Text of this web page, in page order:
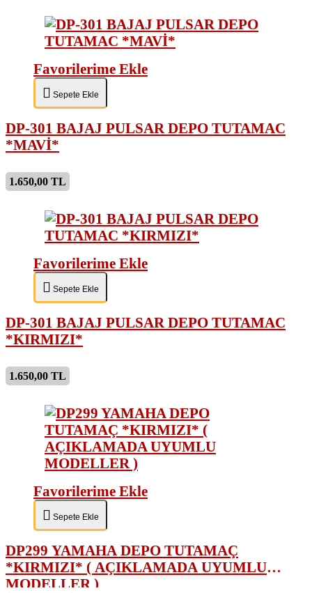
Favorilerime Ekle
Sepete Ekle
DP-301 BAJAJ PULSAR DEPO TUTAMAC
*MAVİ*
1.650,00 TL
Favorilerime Ekle
Sepete Ekle
DP-301 BAJAJ PULSAR DEPO TUTAMAC
*KIRMIZI*
1.650,00 TL
Favorilerime Ekle
Sepete Ekle
DP299 YAMAHA DEPO TUTAMAÇ
*KIRMIZI* ( AÇIKLAMADA UYUMLU
MODELLER )